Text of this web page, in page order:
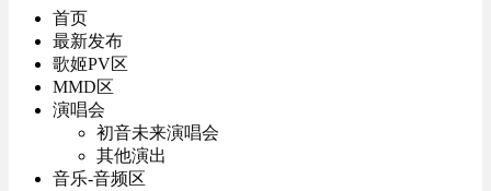
首页
最新发布
歌姬PV区
MMD区
演唱会
初音未来演唱会
其他演出
音乐-音频区